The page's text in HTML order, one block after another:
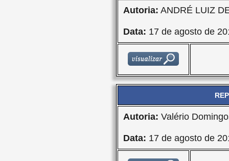
Autoria: ANDRÉ LUIZ
Data: 17 de agosto de
Autoria: Valério
Data: 17 de agosto de